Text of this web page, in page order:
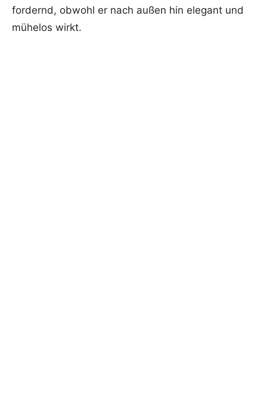
fordernd, obwohl er nach außen hin elegant und
mühelos wirkt.